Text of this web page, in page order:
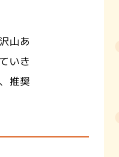
山あ
いき
推奨